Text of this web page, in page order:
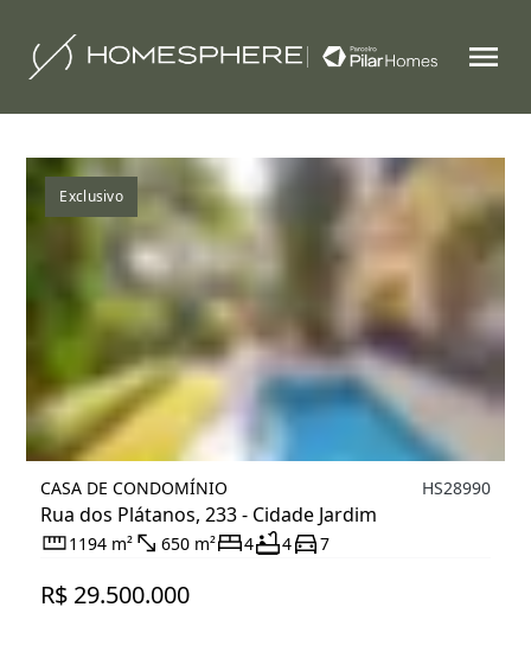
1
Exclusivo
CASA DE CONDOMÍNIO
Rua dos Plátanos, 233 - Cidade Jardim
HS28990
1194 m² 650 m² 4 4 7
R$ 29.500.000